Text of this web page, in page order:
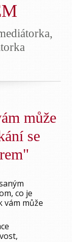
může
se
co je
vám může